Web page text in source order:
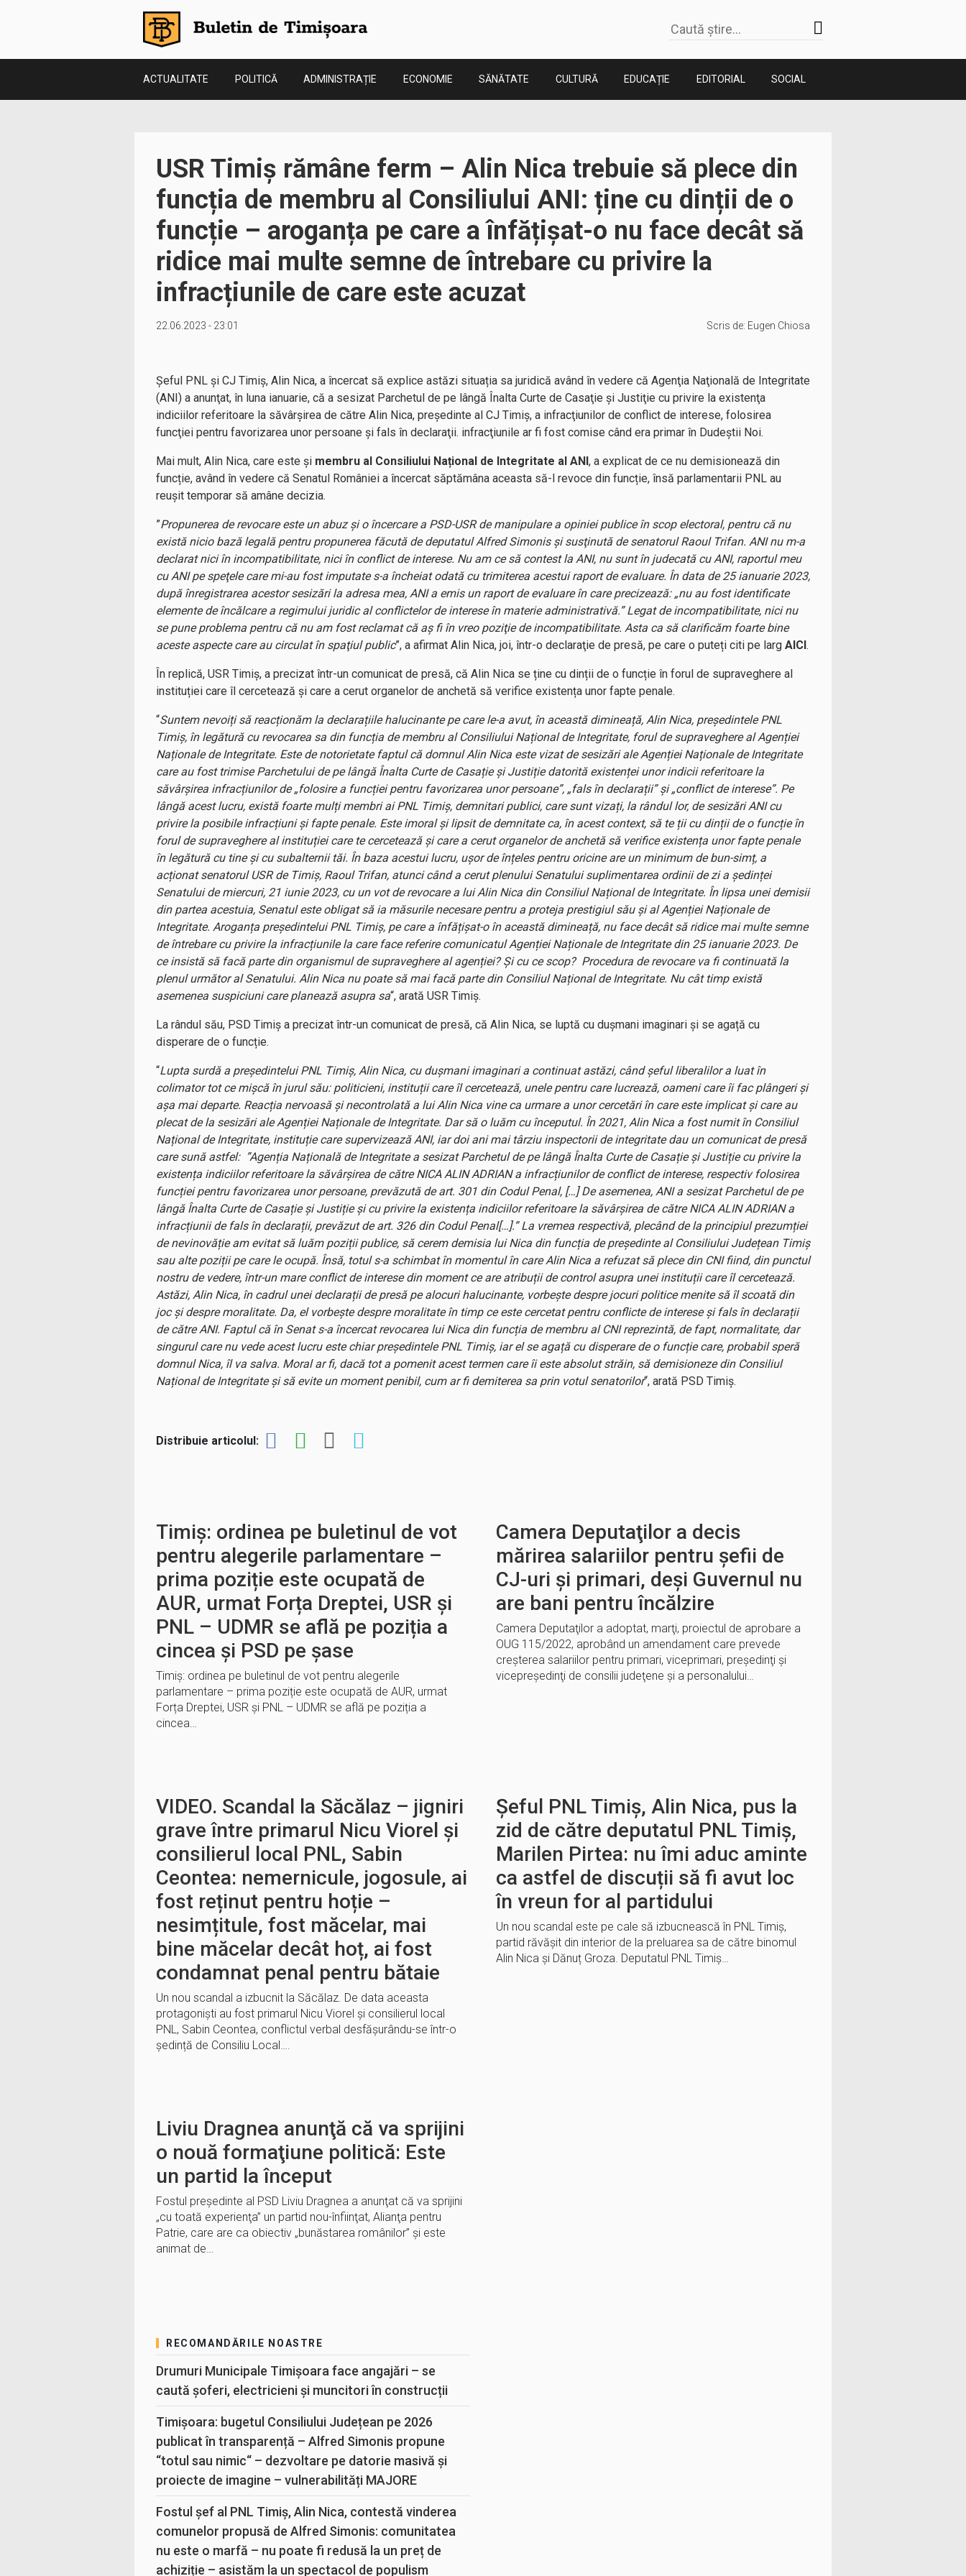
ACTUALITATE POLITICĂ ADMINISTRAȚIE ECONOMIE SĂNĂTATE CULTURĂ EDUCAȚIE EDITORIAL SOCIAL
USR Timiș rămâne ferm – Alin Nica trebuie să plece din
funcția de membru al Consiliului ANI: ține cu dinții de o
funcție – aroganța pe care a înfățișat-o nu face decât să
ridice mai multe semne de întrebare cu privire la
infracțiunile de care este acuzat
22.06.2023 - 23:01 Scris de: Eugen Chiosa
Șeful PNL și CJ Timiș, Alin Nica, a încercat să explice astăzi situația sa juridică având în vedere că Agenţia Naţională de Integritate
(ANI) a anunţat, în luna ianuarie, că a sesizat Parchetul de pe lângă Înalta Curte de Casaţie şi Justiţie cu privire la existenţa
indiciilor referitoare la săvârşirea de către Alin Nica, preşedinte al CJ Timiş, a infracţiunilor de conflict de interese, folosirea
funcţiei pentru favorizarea unor persoane şi fals în declaraţii. infracţiunile ar fi fost comise când era primar în Dudeştii Noi.
Mai mult, Alin Nica, care este și membru al Consiliului Național de Integritate al ANI, a explicat de ce nu demisionează din
funcție, având în vedere că Senatul României a încercat săptămâna aceasta să-l revoce din funcție, însă parlamentarii PNL au
reușit temporar să amâne decizia.
”Propunerea de revocare este un abuz şi o încercare a PSD-USR de manipulare a opiniei publice în scop electoral, pentru că nu
există nicio bază legală pentru propunerea făcută de deputatul Alfred Simonis şi susţinută de senatorul Raoul Trifan. ANI nu m-a
declarat nici în incompatibilitate, nici în conflict de interese. Nu am ce să contest la ANI, nu sunt în judecată cu ANI, raportul meu
cu ANI pe speţele care mi-au fost imputate s-a încheiat odată cu trimiterea acestui raport de evaluare. În data de 25 ianuarie 2023,
după înregistrarea acestor sesizări la adresa mea, ANI a emis un raport de evaluare în care precizează: „nu au fost identificate
elemente de încălcare a regimului juridic al conflictelor de interese în materie administrativă.” Legat de incompatibilitate, nici nu
se pune problema pentru că nu am fost reclamat că aş fi în vreo poziţie de incompatibilitate. Asta ca să clarificăm foarte bine
aceste aspecte care au circulat în spaţiul public”, a afirmat Alin Nica, joi, într-o declaraţie de presă, pe care o puteți citi pe larg AICI.
În replică, USR Timiș, a precizat într-un comunicat de presă, că Alin Nica se ține cu dinții de o funcție în forul de supraveghere al
instituției care îl cercetează și care a cerut organelor de anchetă să verifice existența unor fapte penale.
“Suntem nevoiți să reacționăm la declarațiile halucinante pe care le-a avut, în această dimineață, Alin Nica, președintele PNL
Timiș, în legătură cu revocarea sa din funcția de membru al Consiliului Național de Integritate, forul de supraveghere al Agenției
Naționale de Integritate. Este de notorietate faptul că domnul Alin Nica este vizat de sesizări ale Agenției Naționale de Integritate
care au fost trimise Parchetului de pe lângă Înalta Curte de Casație și Justiție datorită existenței unor indicii referitoare la
săvârșirea infracțiunilor de „folosire a funcției pentru favorizarea unor persoane”, „fals în declarații” și „conflict de interese”. Pe
lângă acest lucru, există foarte mulți membri ai PNL Timiș, demnitari publici, care sunt vizați, la rândul lor, de sesizări ANI cu
privire la posibile infracțiuni și fapte penale. Este imoral și lipsit de demnitate ca, în acest context, să te ții cu dinții de o funcție în
forul de supraveghere al instituției care te cercetează și care a cerut organelor de anchetă să verifice existența unor fapte penale
în legătură cu tine și cu subalternii tăi. În baza acestui lucru, ușor de înțeles pentru oricine are un minimum de bun-simț, a
acționat senatorul USR de Timiș, Raoul Trifan, atunci când a cerut plenului Senatului suplimentarea ordinii de zi a ședinței
Senatului de miercuri, 21 iunie 2023, cu un vot de revocare a lui Alin Nica din Consiliul Național de Integritate. În lipsa unei demisii
din partea acestuia, Senatul este obligat să ia măsurile necesare pentru a proteja prestigiul său și al Agenției Naționale de
Integritate. Aroganța președintelui PNL Timiș, pe care a înfățișat-o în această dimineață, nu face decât să ridice mai multe semne
de întrebare cu privire la infracțiunile la care face referire comunicatul Agenției Naționale de Integritate din 25 ianuarie 2023. De
ce insistă să facă parte din organismul de supraveghere al agenției? Și cu ce scop? Procedura de revocare va fi continuată la
plenul următor al Senatului. Alin Nica nu poate să mai facă parte din Consiliul Național de Integritate. Nu cât timp există
asemenea suspiciuni care planează asupra sa“, arată USR Timiș.
La rândul său, PSD Timiș a precizat într-un comunicat de presă, că Alin Nica, se luptă cu dușmani imaginari și se agață cu
disperare de o funcție.
“Lupta surdă a președintelui PNL Timiș, Alin Nica, cu dușmani imaginari a continuat astăzi, când șeful liberalilor a luat în
colimator tot ce mișcă în jurul său: politicieni, instituții care îl cercetează, unele pentru care lucrează, oameni care îi fac plângeri și
așa mai departe. Reacția nervoasă și necontrolată a lui Alin Nica vine ca urmare a unor cercetări în care este implicat și care au
plecat de la sesizări ale Agenției Naționale de Integritate. Dar să o luăm cu începutul. În 2021, Alin Nica a fost numit în Consiliul
Național de Integritate, instituție care supervizează ANI, iar doi ani mai târziu inspectorii de integritate dau un comunicat de presă
care sună astfel: ”Agenția Națională de Integritate a sesizat Parchetul de pe lângă Înalta Curte de Casație și Justiție cu privire la
existența indiciilor referitoare la săvârșirea de către NICA ALIN ADRIAN a infracțiunilor de conflict de interese, respectiv folosirea
funcției pentru favorizarea unor persoane, prevăzută de art. 301 din Codul Penal, […] De asemenea, ANI a sesizat Parchetul de pe
lângă Înalta Curte de Casație și Justiție și cu privire la existența indiciilor referitoare la săvârșirea de către NICA ALIN ADRIAN a
infracțiunii de fals în declarații, prevăzut de art. 326 din Codul Penal[…].” La vremea respectivă, plecând de la principiul prezumției
de nevinovăție am evitat să luăm poziții publice, să cerem demisia lui Nica din funcția de președinte al Consiliului Județean Timiș
sau alte poziții pe care le ocupă. Însă, totul s-a schimbat în momentul în care Alin Nica a refuzat să plece din CNI fiind, din punctul
nostru de vedere, într-un mare conflict de interese din moment ce are atribuții de control asupra unei instituții care îl cercetează.
Astăzi, Alin Nica, în cadrul unei declarații de presă pe alocuri halucinante, vorbește despre jocuri politice menite să îl scoată din
joc și despre moralitate. Da, el vorbește despre moralitate în timp ce este cercetat pentru conflicte de interese și fals în declarații
de către ANI. Faptul că în Senat s-a încercat revocarea lui Nica din funcția de membru al CNI reprezintă, de fapt, normalitate, dar
singurul care nu vede acest lucru este chiar președintele PNL Timiș, iar el se agață cu disperare de o funcție care, probabil speră
domnul Nica, îl va salva. Moral ar fi, dacă tot a pomenit acest termen care îi este absolut străin, să demisioneze din Consiliul
Național de Integritate și să evite un moment penibil, cum ar fi demiterea sa prin votul senatorilor“, arată PSD Timiș.
Distribuie articolul:
Timiș: ordinea pe buletinul de vot
pentru alegerile parlamentare –
prima poziție este ocupată de
AUR, urmat Forța Dreptei, USR și
PNL – UDMR se află pe poziția a
cincea și PSD pe șase
Timiș: ordinea pe buletinul de vot pentru alegerile
parlamentare – prima poziție este ocupată de AUR, urmat
Forța Dreptei, USR și PNL – UDMR se află pe poziția a
cincea…
Camera Deputaţilor a decis
mărirea salariilor pentru șefii de
CJ-uri și primari, deși Guvernul nu
are bani pentru încălzire
Camera Deputaţilor a adoptat, marţi, proiectul de aprobare a
OUG 115/2022, aprobând un amendament care prevede
creşterea salariilor pentru primari, viceprimari, preşedinţi şi
vicepreşedinţi de consilii judeţene şi a personalului…
VIDEO. Scandal la Săcălaz – jigniri
grave între primarul Nicu Viorel și
consilierul local PNL, Sabin
Ceontea: nemernicule, jogosule, ai
fost reținut pentru hoție –
nesimțitule, fost măcelar, mai
bine măcelar decât hoț, ai fost
condamnat penal pentru bătaie
Un nou scandal a izbucnit la Săcălaz. De data aceasta
protagoniști au fost primarul Nicu Viorel și consilierul local
PNL, Sabin Ceontea, conflictul verbal desfășurându-se într-o
ședință de Consiliu Local….
Șeful PNL Timiș, Alin Nica, pus la
zid de către deputatul PNL Timiș,
Marilen Pirtea: nu îmi aduc aminte
ca astfel de discuții să fi avut loc
în vreun for al partidului
Un nou scandal este pe cale să izbucnească în PNL Timiș,
partid răvășit din interior de la preluarea sa de către binomul
Alin Nica și Dănuț Groza. Deputatul PNL Timiș…
Liviu Dragnea anunţă că va sprijini
o nouă formaţiune politică: Este
un partid la început
Fostul preşedinte al PSD Liviu Dragnea a anunţat că va sprijini
„cu toată experienţa” un partid nou-înfiinţat, Alianţa pentru
Patrie, care are ca obiectiv „bunăstarea românilor” şi este
animat de…
RECOMANDĂRILE NOASTRE
Drumuri Municipale Timișoara face angajări – se
caută șoferi, electricieni și muncitori în construcții
Timișoara: bugetul Consiliului Județean pe 2026
publicat în transparență – Alfred Simonis propune
“totul sau nimic“ – dezvoltare pe datorie masivă și
proiecte de imagine – vulnerabilități MAJORE
Fostul șef al PNL Timiș, Alin Nica, contestă vinderea
comunelor propusă de Alfred Simonis: comunitatea
nu este o marfă – nu poate fi redusă la un preț de
achiziție – asistăm la un spectacol de populism